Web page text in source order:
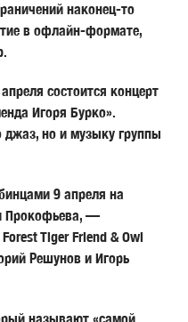
наконец-то
в офлайн-формате,
состоится концерт
Игоря Бурко».
джаз, но и музыку группы
9 апреля на
Прокофьева, —
Tiger Friend & Owl
Решунов и Игорь